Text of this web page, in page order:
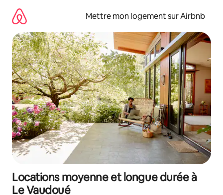
directement
contenu
Mettre mon logement sur Airbnb
Locations moyenne et longue durée à
Le Vaudoué